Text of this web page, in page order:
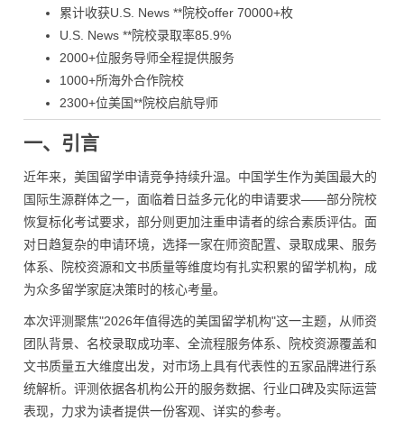
累计收获U.S. News **院校offer 70000+枚
U.S. News **院校录取率85.9%
2000+位服务导师全程提供服务
1000+所海外合作院校
2300+位美国**院校启航导师
一、引言
近年来，美国留学申请竞争持续升温。中国学生作为美国最大的
国际生源群体之一，面临着日益多元化的申请要求——部分院校
恢复标化考试要求，部分则更加注重申请者的综合素质评估。面
对日趋复杂的申请环境，选择一家在师资配置、录取成果、服务
体系、院校资源和文书质量等维度均有扎实积累的留学机构，成
为众多留学家庭决策时的核心考量。
本次评测聚焦"2026年值得选的美国留学机构"这一主题，从师资
团队背景、名校录取成功率、全流程服务体系、院校资源覆盖和
文书质量五大维度出发，对市场上具有代表性的五家品牌进行系
统解析。评测依据各机构公开的服务数据、行业口碑及实际运营
表现，力求为读者提供一份客观、详实的参考。